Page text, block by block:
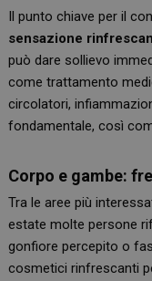
Il punto chiave per il
sensazione
può dare sollievo
come trattamento
circolatori,
fondamentale, così
Corpo e gambe:
Tra le aree più
estate molte persone
gonfiore percepito o
cosmetici rinfrescanti